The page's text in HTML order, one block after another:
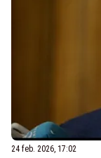
24 feb. 2026, 17:02